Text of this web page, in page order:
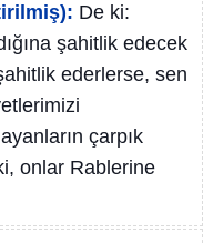
De ki:
şahitlik edecek
ederlerse, sen
çarpık
onlar Rablerine